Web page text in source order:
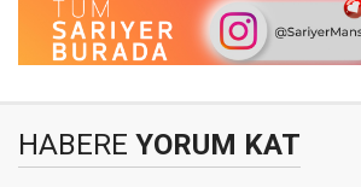
HABERE YORUM KAT